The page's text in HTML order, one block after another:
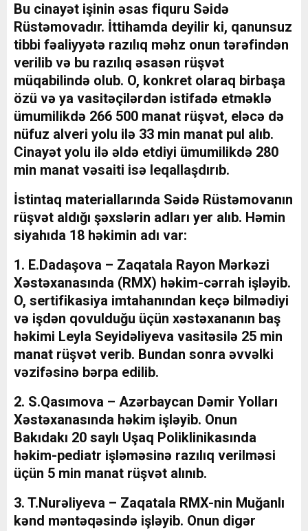
Bu cinayət işinin əsas fiquru Səidə
Rüstəmovadır. İttihamda deyilir ki, qanunsuz
tibbi fəaliyyətə razılıq məhz onun tərəfindən
verilib və bu razılıq əsasən rüşvət
müqabilində olub. O, konkret olaraq birbaşa
özü və ya vasitəçilərdən istifadə etməklə
ümumilikdə 266 500 manat rüşvət, eləcə də
nüfuz alveri yolu ilə 33 min manat pul alıb.
Cinayət yolu ilə əldə etdiyi ümumilikdə 280
min manat vəsaiti isə leqallaşdırıb.
İstintaq materiallarında Səidə Rüstəmovanın
rüşvət aldığı şəxslərin adları yer alıb. Həmin
siyahıda 18 həkimin adı var:
1. E.Dadaşova – Zaqatala Rayon Mərkəzi
Xəstəxanasında (RMX) həkim-cərrah işləyib.
O, sertifikasiya imtahanından keçə bilmədiyi
və işdən qovulduğu üçün xəstəxananın baş
həkimi Leyla Seyidəliyeva vasitəsilə 25 min
manat rüşvət verib. Bundan sonra əvvəlki
vəzifəsinə bərpa edilib.
2. S.Qasımova – Azərbaycan Dəmir Yolları
Xəstəxanasında həkim işləyib. Onun
Bakıdakı 20 saylı Uşaq Poliklinikasında
həkim-pediatr işləməsinə razılıq verilməsi
üçün 5 min manat rüşvət alınıb.
3. T.Nurəliyeva – Zaqatala RMX-nin Muğanlı
kənd məntəqəsində işləyib. Onun digər